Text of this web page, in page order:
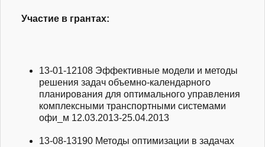
Участие в грантах:
13-01-12108 Эффективные модели и методы
решения задач объемно-календарного
планирования для оптимального управления
комплексными транспортными системами
офи_м 12.03.2013-25.04.2013
13-08-13190 Методы оптимизации в задачах